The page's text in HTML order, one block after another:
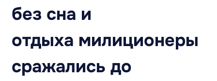
без сна и
отдыха милиционеры
сражались до